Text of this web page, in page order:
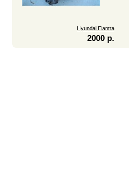
Hyundai Elantra
2000 р.